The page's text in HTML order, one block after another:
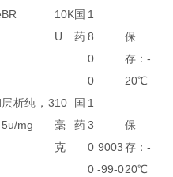
BR
10K
U
国
药
1
8
0
0
保
存：-
20℃
层析纯，3
5u/mg
10
毫
克
国
药
1
3
0
0
9003
-99-0
保
存：-
20℃